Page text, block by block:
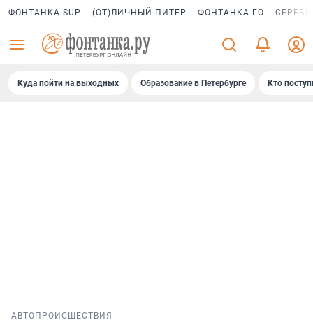
ФОНТАНКА SUP (ОТ)ЛИЧНЫЙ ПИТЕР ФОНТАНКА ГО
Куда пойти на выходных Образование в Петербурге Кто
АВТО ПРОИСШЕСТВИЯ